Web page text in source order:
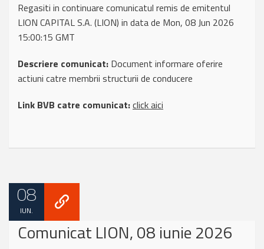
Regasiti in continuare comunicatul remis de emitentul
LION CAPITAL S.A. (LION) in data de Mon, 08 Jun 2026
15:00:15 GMT
Descriere comunicat: Document informare oferire
actiuni catre membrii structurii de conducere
Link BVB catre comunicat:click aici
08
IUN.
Comunicat LION, 08 iunie 2026